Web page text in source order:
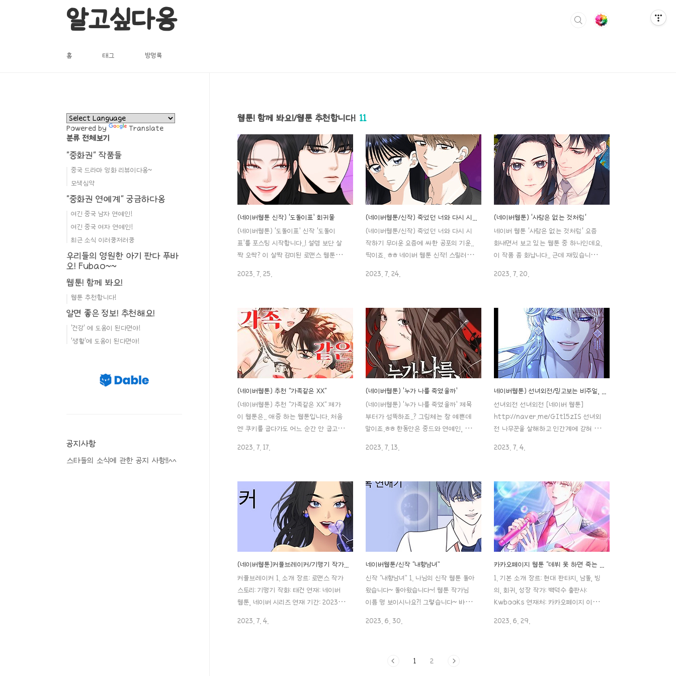
알고싶다옹
홈 태그 방명록
웹툰! 함께 봐요!/웹툰 추천합니다! 11
(네이버웹툰 신작) ‘도돌이표’ 회귀물
(네이버웹툰) ‘도돌이표’ 신작 ‘도돌이
표’를 포스팅 시작합니다..! 설렘 보단 살
짝 오싹? 이 살짝 감미된 로맨스 웹툰입니
겸2 연재기간: 2023 / 07/ 13 ~ 연재매
그: #드라마 #로맨스 #회귀 2. 줄거리 이
솜은 사랑받는다는 게 이런 거구나, 너무
행복해서 이 행복이 사라질까 두렵다는
생각이 들 정도로 자신을 사랑해 주는 마
루와의 결혼식을 앞두고 자신의 연인인
마루를 잃고 절망적인 삶을 살아가게 됩니
다. 그의 장례식을 지내는 중 그녀 앞에
의문의 무당 연화가 나타나는데.. '강마
루, 그를 다시 만나고 싶습니까?' 연화의
힘으로 솜이는 하루아침에 4년 전의 과
2023. 7. 25.
(네이버웹툰/신작) 죽었던 너와 다시 시
작하기 무더운 요즘에 싸한 공포의 기운..
딱이죠. ㅎㅎ 네이버 웹툰 신작! 스릴러 로
팅을 시작하겠습니다..! 1. 소개 제목: 죽
버 웹툰 연재 기간: 2023.07.10 연재 주
기: 화요웹툰 이용 등급: 15세 이용가 히
우 작가님의 다른 작품이 혹시나 있을까
해서 찾아봤는데, ‘2022 지상최대공모
전’ 웹툰인걸 봐서는 신예 작가님이신 거
같아요! 아직 무료 웹툰으로는 2회밖에 안
나왔고, 유료까지는 7화까지 나온 상태이
고요. 2. 줄거리 어릴 적, 자신을 괴롭혔던
‘권하율‘과 똑같이 생긴 ‘유하임’을 대학교
에서 만나게 된 ‘김이루’. 본능적으로..
2023. 7. 24.
(네이버웹툰) '사랑은 없는 것처럼'
네이버 웹툰 '사랑은 없는 것처럼' 요즘
화내면서 보고 있는 웹툰 중 하나인데요.
이 작품 좀 화납니다.. 근데 재밌습니다..
다.. 이 작품이 인기 웹소설이기도 한데
만큼 일단 스토리는 탄탄하다는 게 입증
되는 부분이겠죠?ㅎㅎ 1. 줄거리 단명한
운명을 타고난 친손녀의 목숨을 살리기 위
해 조모가 친소녀 은혜와 같은 병원에서
태어난 시연이를 의도적으로 바꾸고 25
년간 그 사실을 숨겨왔다는 내용인데요.
25살 생일이 지나기 전까지 바뀐 삶을
살지 않으면 목숨이 온전치 못할 거라고
했던 은혜가 그 위협이 없어진 25살 생
일, 그 사실은 밝혀지고 시연이는 부모님
2023. 7. 20.
(네이버웹툰) 추천 "가족같은 XX"
(네이버웹툰) 추천 "가족같은 XX" 제가
이 웹툰은.. 애증 하는 웹툰입니다. 처음
엔 쿠키를 굽다가도 어느 순간 안 굽고 기
그게 잘 안됩니다.. ㅠㅠ 자꾸만 또 쿠키
품, 포스팅 시작합니다..! 1. 소개 제목: 가
족같은 XX 작가: 서우현 장르: 로맨스, 연
예계 연재처: 네이버 웹툰, 네이버 시리
즈 연재 기간: 2022. 02. 09 ~ 연재 주
기: 목요웹툰 이용 등급: 15세 이용가 저
는 심미주의(?)이다 보니.. 웹툰 그림체가
예뻐야만 보는 몹쓸 시력을 가지고 있다
보니 이 웹툰도, 예쁩니다.. 매력 있게..ㅎ
ㅎ 로맨스 웹툰은 원래 좀 심쿵심쿵, 설렘
설렘. 그런 맛으로 보..
2023. 7. 17.
(네이버웹툰) ‘누가 나를 죽였을까’
(네이버웹툰) ‘누가 나를 죽였을까’ 제목
부터가 섬뜩하죠..? 그림체는 참 예쁜데
말이죠.ㅎㅎ 한동안은 중드와 연예인, 다
툰을 소개해드린다고 하고, 까먹고 있었
가 나를 죽였을까 장르: 스릴러 작가: 후
연재처: 네이버 웹툰, 네이버 시리즈 연재
기간: 2023. 02. 07. ~ 연재 중 연재 주
기: 수요웹툰 이용 등급: 19세 이용가 아..
본의 아니게 제가 추천해 드리는 작품들
이 참.. 19세 이용가가 은근히 있네요;; (
어린 친구분들은 좀 더 나중에..ㅠㅠ) 수요
웹툰입니다! 작가님이 “후” 님이신데 본명
“이윤후”에서 활동명을 “후” 로 바꾸신 것
같네요. 맞습..
2023. 7. 13.
선녀외전 선녀외전 [네이버 웹툰]
http://naver.me/GIt15zIS 선녀외
전 나무꾼을 살해하고 인간계에 갇혀 연
이 연루된 살인사건 담당 형사 '사제
comic.naver.com 이미 안 벗어도 섹
시하다. 눈빛만 봐도 섹시하다. 어떤 그림
을 그려주셔도 다 섹시함이 장착된..! 웹
툰작가 ‘효빈’ 님의 ‘선녀외전’ 리뷰 시작
하겠습니다~!! 1. 소개 장르: 로맨스, 복수
작가: 효빈 연재처: 네이버 웹툰, 네이버
시리즈 연재 기간: 2022. 10. 03. ~ 연재
중 연재 주기: 화요웹툰 이용 등급: 15세
이용가 장르: 로맨스, 삼각관계, 복수극,
걸크러쉬 일단 메인 포스터만 봐도 ..
2023. 7. 4.
커플브레이커 1. 소개 장르: 로맨스 작가
스토리: 기맹기 작화: 태건 연재: 네이버
웹툰, 네이버 시리즈 연재 기간: 2023.
12세 이용 장르: 로맨스, 현실로맨스, 걸크
2023. 7. 4.
네이버웹툰/신작 “내향남녀”
신작 “내향남녀” 1. 나님의 신작 웹툰 돌아
왔습니다~ 돌아왔습니다~! 웹툰 작가님
이름 명 보이시나요?! 그렇습니다~ 바로
떨어지는 동거“ 의 ”나 “ 님의 새로운 웹툰
니다! (연령은 전체연령가이고요) 네이버
2023. 6. 30.
1. 기본 소개 장르: 현대 판타지, 남돌, 빙
의, 회귀, 성장 작가: 백덕수 출판사:
kwbooks 연재처: 카카오페이지 이용
터 찍어다 파는 29살의 4년 차 공시생
2023. 6. 29.
1 2
Powered by Translate
분류 전체보기
"중화권" 작품들
중국 드라마 영화 리뷰이다옹~
모색심약
"중화권 연예계" 궁금하다옹
여긴 중국 남자 연예인!
여긴 중국 여자 연예인!
최근 소식 이러쿵저러쿵
우리들의 영원한 아기 판다 푸바
오! Fubao~~
웹툰! 함께 봐요!
웹툰 추천합니다!
알면 좋은 정보! 추천해요!
'건강' 에 도움이 된다면야!
'생활'에 도움이 된다면야!
공지사항
스타들의 소식에 관한 공지 사항!!^^